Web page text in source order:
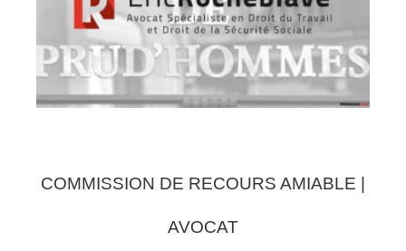
COMMISSION DE RECOURS AMIABLE |
AVOCAT